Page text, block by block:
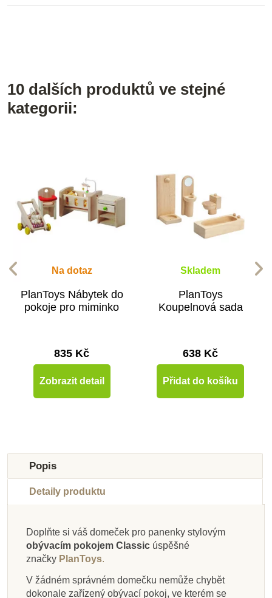
10 dalších produktů ve stejné
kategorii:
Na dotaz
PlanToys Nábytek do
pokoje pro miminko
835 Kč
Zobrazit detail
Skladem
PlanToys
Koupelnová sada
638 Kč
Přidat do košíku
Skladem
PlanToys Podlaží k
Viktoriánskému
PlanToys Rodina -
Panenky IV
Skladem
PlanToys Velký
Viktoriánský
PlanToys Dětský
pokoj - Classic
Výprodej
Skladem
PlanToys Dědeček
PlanToys Můj první
domek pro panenky
Na dotaz
PlanToys Ložnice
PlanToys Rodina -
varianta III
Popis
Detaily produktu
Doplňte si váš domeček pro panenky stylovým
obývacím pokojem Classic úspěšné
značky PlanToys.
V žádném správném domečku nemůže chybět
dokonale zařízený obývací pokoj, ve kterém se